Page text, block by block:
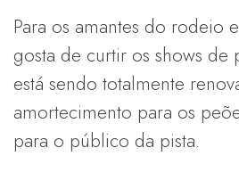
Para os amantes do rodeio
gosta de curtir os shows de
está sendo totalmente
amortecimento para os
para o público da pista.